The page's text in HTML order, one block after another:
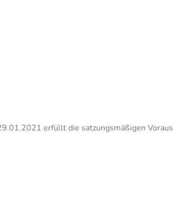
erfüllt die satzungsmäßigen